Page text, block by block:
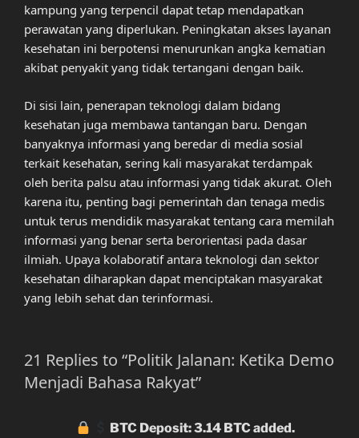
kampung yang terpencil dapat tetap mendapatkan
perawatan yang diperlukan. Peningkatan akses layanan
kesehatan ini berpotensi menurunkan angka kematian
akibat penyakit yang tidak tertangani dengan baik.
Di sisi lain, penerapan teknologi dalam bidang
kesehatan juga membawa tantangan baru. Dengan
banyaknya informasi yang beredar di media sosial
terkait kesehatan, sering kali masyarakat terdampak
oleh berita palsu atau informasi yang tidak akurat. Oleh
karena itu, penting bagi pemerintah dan tenaga medis
untuk terus mendidik masyarakat tentang cara memilah
informasi yang benar serta berorientasi pada dasar
ilmiah. Upaya kolaboratif antara teknologi dan sektor
kesehatan diharapkan dapat menciptakan masyarakat
yang lebih sehat dan terinformasi.
21 Replies to “Politik Jalanan: Ketika Demo
Menjadi Bahasa Rakyat”
BTC Deposit: 3.14 BTC added.